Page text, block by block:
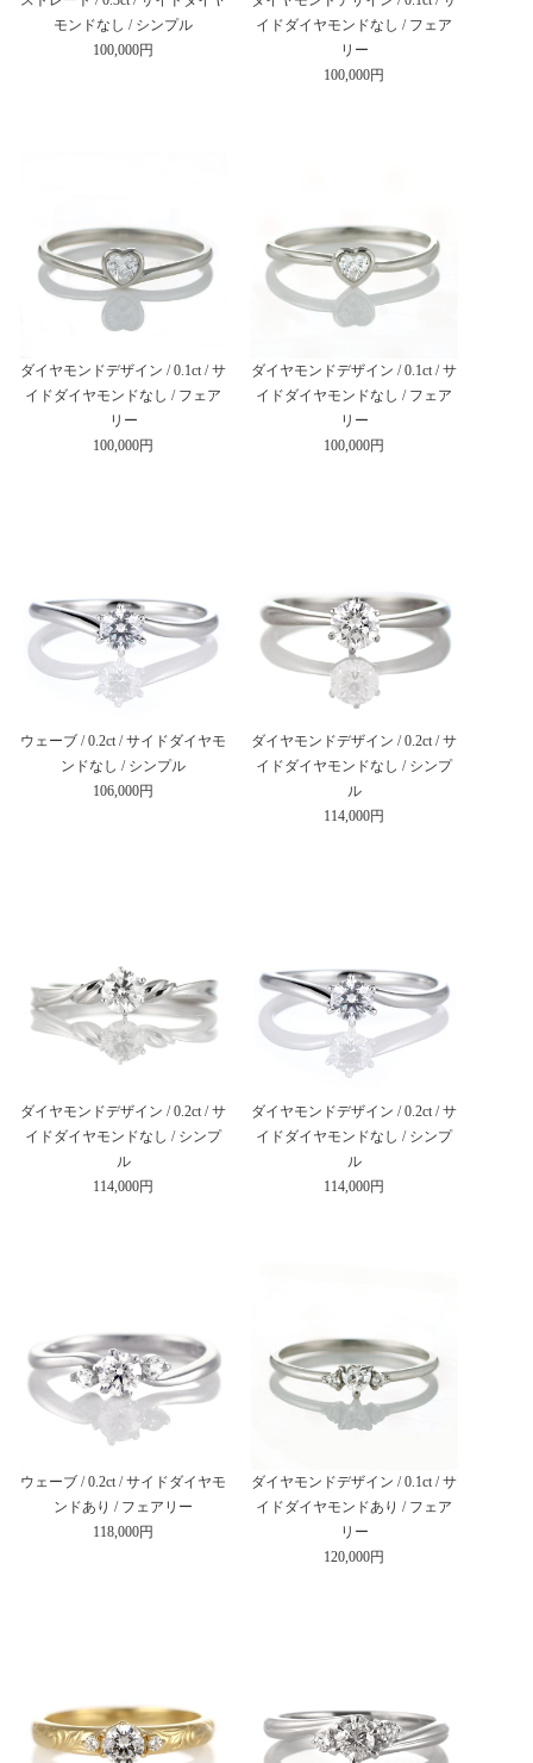
ウェーブ / 0.2ct / サイドダイヤモ
ンドなし / シンプル
106,000円
ウェーブ / 0.2ct / サイドダイヤモ
ンドあり / フェアリー
118,000円
ダイヤモンドデザイン / 0.2ct / サ
イドダイヤモンドなし / シンプ
ル
114,000円
ダイヤモンドデザイン / 0.2ct / サ
イドダイヤモンドなし / シンプ
ル
114,000円
ダイヤモンドデザイン / 0.2ct / サ
イドダイヤモンドなし / シンプ
ル
114,000円
モンドなし / シンプル
100,000円
イドダイヤモンドなし / フェア
リー
100,000円
ダイヤモンドデザイン / 0.1ct / サ
イドダイヤモンドなし / フェア
リー
100,000円
ダイヤモンドデザイン / 0.1ct / サ
イドダイヤモンドなし / フェア
リー
100,000円
ダイヤモンドデザイン / 0.1ct / サ
イドダイヤモンドあり / フェア
リー
120,000円